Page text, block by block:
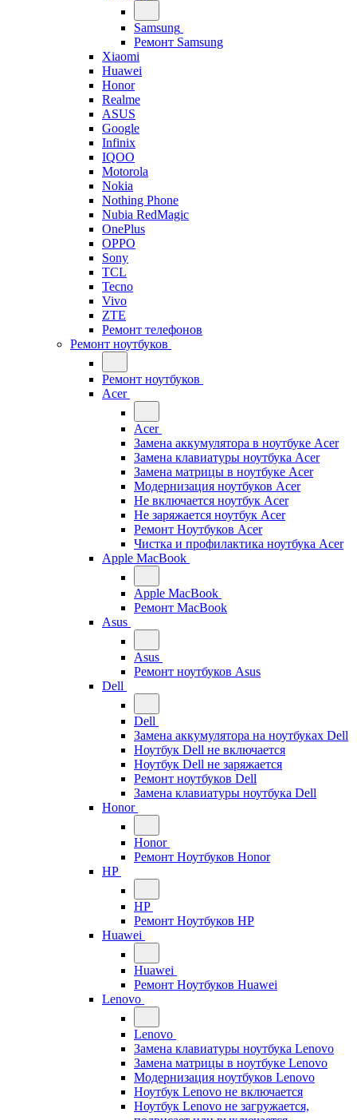
Samsung
Ремонт Samsung
Xiaomi
Huawei
Honor
Realme
ASUS
Google
Infinix
IQOO
Motorola
Nokia
Nothing Phone
Nubia RedMagic
OnePlus
OPPO
Sony
TCL
Tecno
Vivo
ZTE
Ремонт телефонов
Ремонт ноутбуков
Ремонт ноутбуков
Acer
Acer
Замена аккумулятора в ноутбуке Acer
Замена клавиатуры ноутбука Acer
Замена матрицы в ноутбуке Acer
Модернизация ноутбуков Acer
Не включается ноутбук Acer
Не заряжается ноутбук Acer
Ремонт Ноутбуков Acer
Чистка и профилактика ноутбука Acer
Apple MacBook
Apple MacBook
Ремонт MacBook
Asus
Asus
Ремонт ноутбуков Asus
Dell
Dell
Замена аккумулятора на ноутбуках Dell
Ноутбук Dell не включается
Ноутбук Dell не заряжается
Ремонт ноутбуков Dell
Замена клавиатуры ноутбука Dell
Honor
Honor
Ремонт Ноутбуков Honor
HP
HP
Ремонт Ноутбуков HP
Huawei
Huawei
Ремонт Ноутбуков Huawei
Lenovo
Lenovo
Замена клавиатуры ноутбука Lenovo
Замена матрицы в ноутбуке Lenovo
Модернизация ноутбуков Lenovo
Ноутбук Lenovo не включается
Ноутбук Lenovo не загружается,